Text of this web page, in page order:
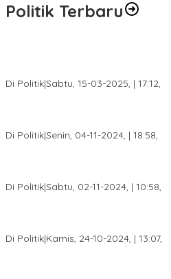
Politik Terbaru
Di Politik|Sabtu, 15-03-2025, | 17:12,
Di Politik|Senin, 04-11-2024, | 18:58,
Di Politik|Sabtu, 02-11-2024, | 10:58,
Di Politik|Kamis, 24-10-2024, | 13:07,